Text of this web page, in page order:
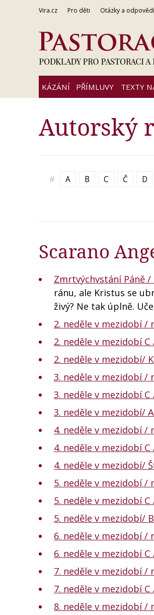
Vira.cz Pro děti Otázky a odpovědi
KÁZÁNÍ PŘÍMLUVY TEXTY
Autorský
# A B C Č D
Scarano
Zmrtvýchvstání Páně
ránu, ale Kristus se
živý? Ne tak úplně.
2. neděle v mezidobí /
2. neděle v mezidobí
2. neděle v mezidobí/
3. neděle v mezidobí /
3. neděle v mezidobí
3. neděle v mezidobí/
4. neděle v mezidobí /
4. neděle v mezidobí
4. neděle v mezidobí/
5. neděle v mezidobí /
5. neděle v mezidobí
5. neděle v mezidobí/
6. neděle v mezidobí /
6. neděle v mezidobí
7. neděle v mezidobí /
7. neděle v mezidobí
8. neděle v mezidobí /